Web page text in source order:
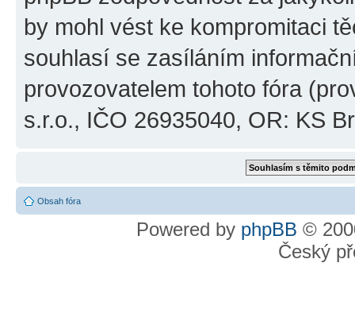
by mohl vést ke kompromitaci
souhlasí se zasíláním
provozovatelem tohoto fóra
s.r.o., IČO 26935040, OR: KS
Obsah fóra
Powered by phpBB ©
Český